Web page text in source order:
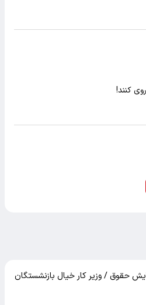
کنند!
حقوق / وزیر کار خیال بازنشستگان